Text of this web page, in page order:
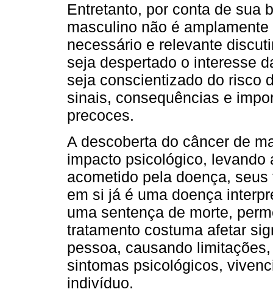
Entretanto, por conta de sua
masculino não é
necessário e relevante
seja despertado o interesse
seja conscientizado do risco
sinais, consequências e
precoces.
A descoberta do câncer de
impacto psicológico,
acometido pela doença,
em si já é uma doença
uma sentença de morte,
tratamento costuma afetar
pessoa, causando
sintomas psicológicos,
indivíduo.